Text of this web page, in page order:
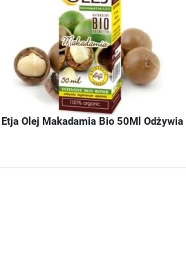
Etja Olej Makadamia Bio 50Ml